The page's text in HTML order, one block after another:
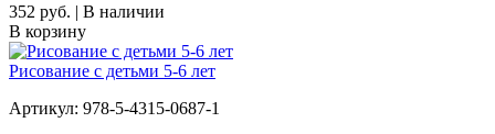
352 руб. | В наличии
В корзину
Рисование с детьми 5-6 лет
Артикул: 978-5-4315-0687-1